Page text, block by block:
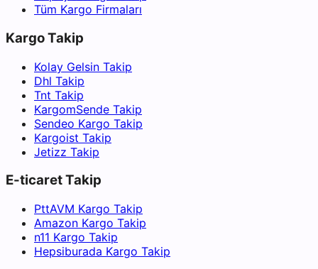
Tüm Kargo Firmaları
Kargo Takip
Kolay Gelsin Takip
Dhl Takip
Tnt Takip
KargomSende Takip
Sendeo Kargo Takip
Kargoist Takip
Jetizz Takip
E-ticaret Takip
PttAVM Kargo Takip
Amazon Kargo Takip
n11 Kargo Takip
Hepsiburada Kargo Takip